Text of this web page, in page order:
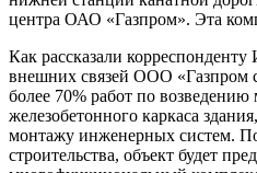
центра ОАО «Газпром». Эта
Как рассказали
внешних связей ООО «Газпром
более 70% работ по
железобетонного каркаса
монтажу инженерных систем.
строительства, объект будет